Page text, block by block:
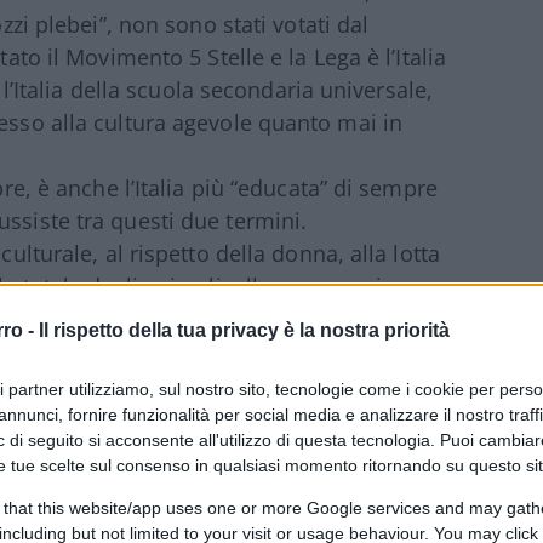
- Il rispetto della tua privacy è la nostra priorità
partner utilizziamo, sul nostro sito, tecnologie come i cookie per
fornire funzionalità per social media e analizzare il nostro
di seguito si acconsente all'utilizzo di questa tecnologia. Puoi
tue scelte sul consenso in qualsiasi momento ritornando su questo
that this website/app uses one or more Google services and may
but not limited to your visit or usage behaviour. You may
plebei”, non sono stati votati dal
il Movimento 5 Stelle e la Lega è l’Italia
della scuola secondaria universale,
alla cultura agevole quanto mai in
è anche l’Italia più “educata” di sempre
tra questi due termini.
al rispetto della donna, alla lotta
tutela degli animali, alla preservazione
maniere, al linguaggio “corretto”, alla
al sacrosanto rispetto dei “Buoni” ed
generazione passata è stata mai
“educazione al Bene” e di “igienizzazione
vada storto? Com’è possibile
“brave new world” si rivolti contro i